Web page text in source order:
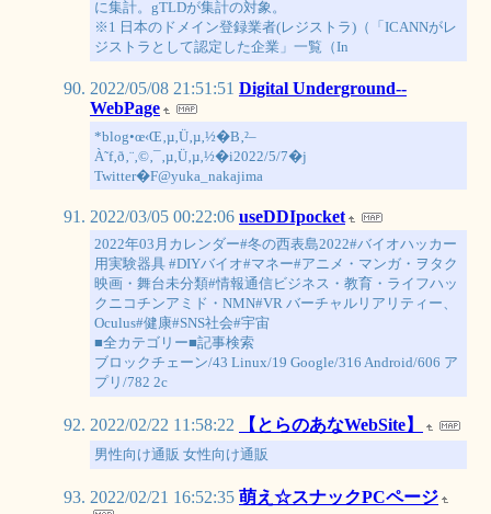
に集計。gTLDが集計の対象。
※1 日本のドメイン登録業者(レジストラ)（「ICANNがレ
ジストラとして認定した企業」一覧（In
2022/05/08 21:51:51 Digital Underground--
WebPage
*blog•œ‹Œ‚µ‚Ü‚µ‚½�B‚²–
À˜f‚ð‚¨‚©‚¯‚µ‚Ü‚µ‚½�i2022/5/7�j
Twitter�F@yuka_nakajima
2022/03/05 00:22:06 useDDIpocket
2022年03月カレンダー#冬の西表島2022#バイオハッカー
用実験器具 #DIYバイオ#マネー#アニメ・マンガ・ヲタク
映画・舞台未分類#情報通信ビジネス・教育・ライフハッ
クニコチンアミド・NMN#VR バーチャルリアリティー、
Oculus#健康#SNS社会#宇宙
■全カテゴリー■記事検索
ブロックチェーン/43 Linux/19 Google/316 Android/606 ア
プリ/782 2c
2022/02/22 11:58:22 【とらのあなWebSite】
男性向け通販 女性向け通販
2022/02/21 16:52:35 萌え☆スナックPCページ